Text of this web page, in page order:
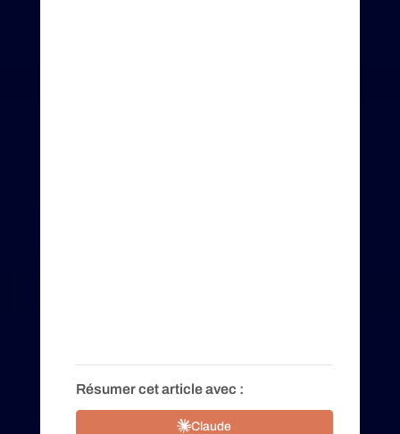
Résumer cet article avec :
Claude